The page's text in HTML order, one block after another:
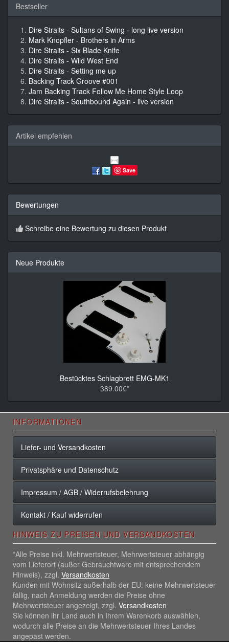
Bestseller
Dire Straits - Sultans of Swing - long live version
Mark Knopfler - Brothers in Arms
Dire Straits - Six Blade Knife
Dire Straits - Wild West End
Dire Straits - Setting me up
Backing Track Groove #001
Jam Backing Track Follow Me Home Style Loop
Dire Straits - Southbound Again - live version
Artikel empfehlen
Save
Bewertungen
Schreibe eine Bewertung zu diesen Produkt
Neue Produkte
Bestücktes Schlagbrett EMG-MK1
389.00€*
INFORMATIONEN
Liefer- und Versandkosten
Privatsphäre und Datenschutz
Impressum / AGB / Widerrufsbelehrung
Kontakt / Kauf widerrufen
HINWEIS ZU PREISEN UND VERSANDKOSTEN
*Alle Preise inkl. Mehrwertsteuer, Mehrwertsteuer abhängig
vom Lieferort (außer Gebrauchtware mit entsprechendem
Hinweis), zzgl. Versandkosten
Kunden mit Wohnsitz außerhalb der EU: keine Mehrwertsteuer
fällig, nach Anmeldung werden die Preise ohne
Mehrwertsteuer angezeigt, zzgl. Versandkosten
Sie können ihr Land auch in Ihrem Warenkorb auswählen,
wodurch alle Preise an die Mehrwertsteuer Ihres Landes
angepast werden.